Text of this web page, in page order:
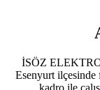
İSÖZ
Esenyurt ilçesinde
kadro ile